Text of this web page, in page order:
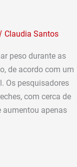
/ Claudia Santos
peso durante as
de acordo com um
Os pesquisadores
com cerca de
aumentou apenas